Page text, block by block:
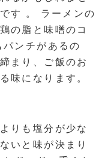
す 。 ラーメンの
の脂と味噌のコ
ンチがあるの
まり、ご飯のお
味になります。
りも塩分が少な
いと味が決まり